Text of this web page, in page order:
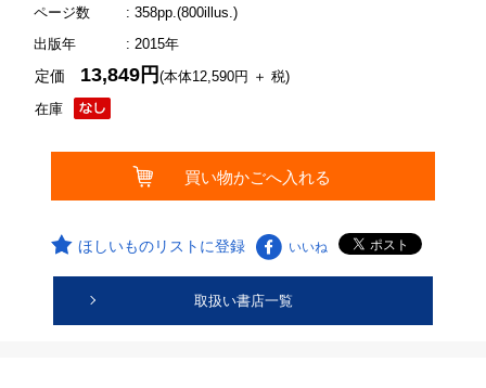
ページ数
: 358pp.(800illus.)
出版年
: 2015年
在庫
定価 13,849円(本体12,590円 ＋ 税)
ほしいものリストに登録 いいね
取扱い書店一覧